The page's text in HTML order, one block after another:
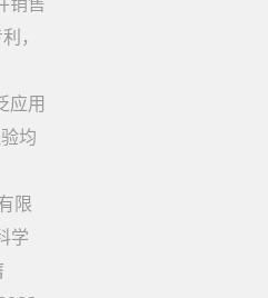
销售
，
应用
均
限
学